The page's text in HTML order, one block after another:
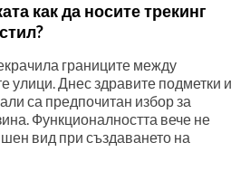
как да носите трекинг
границите между
улици. Днес здравите подметки и
са предпочитан избор за
Функционалността вече не
вид при създаването на